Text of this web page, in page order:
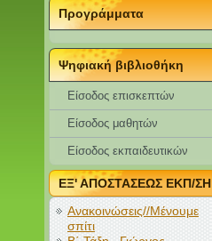
Προγράμματα
Ψηφιακή βιβλιοθήκη
Είσοδος επισκεπτών
Eίσοδος μαθητών
Είσοδος εκπαιδευτικών
ΕΞ' ΑΠΟΣΤΑΣΕΩΣ ΕΚΠ/ΣΗ
Ανακοινώσεις//Μένουμε
σπίτι